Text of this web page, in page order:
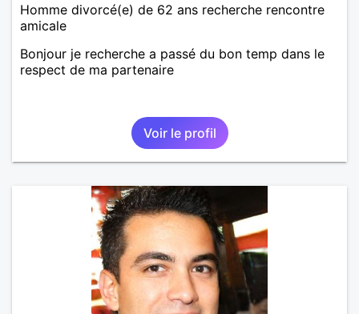
Homme divorcé(e) de 62 ans recherche rencontre
amicale
Bonjour je recherche a passé du bon temp dans le
respect de ma partenaire
Voir le profil